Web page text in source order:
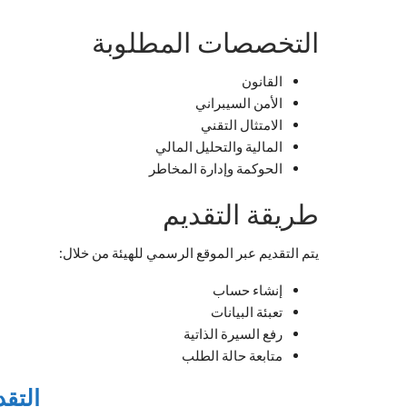
التخصصات المطلوبة
القانون
الأمن السيبراني
الامتثال التقني
المالية والتحليل المالي
الحوكمة وإدارة المخاطر
طريقة التقديم
يتم التقديم عبر الموقع الرسمي للهيئة من خلال:
إنشاء حساب
تعبئة البيانات
رفع السيرة الذاتية
متابعة حالة الطلب